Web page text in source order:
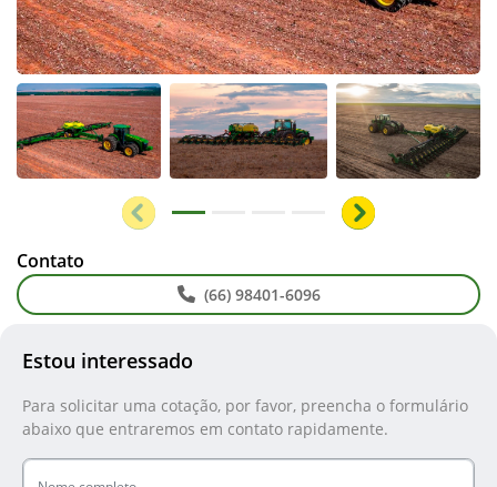
Estou interessado
Para solicitar uma cotação, por favor, preencha o formulário
abaixo que entraremos em contato rapidamente.
Anterior
Próximo
Contato
(66) 98401-6096